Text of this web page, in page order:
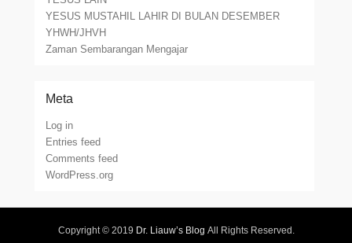
YESUS MUSTAHIL LAHIR DI BULAN DESEMBER
YHWH/JHVH
Zaman Sembarangan Mengajar
Meta
Log in
Entries feed
Comments feed
WordPress.org
Copyright © 2019 Dr. Liauw’s Blog All Rights Reserved.